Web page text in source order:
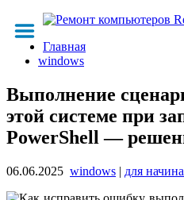
Главная
windows
Выполнение
этой системе при
PowerShell —
06.06.2025 windows | для